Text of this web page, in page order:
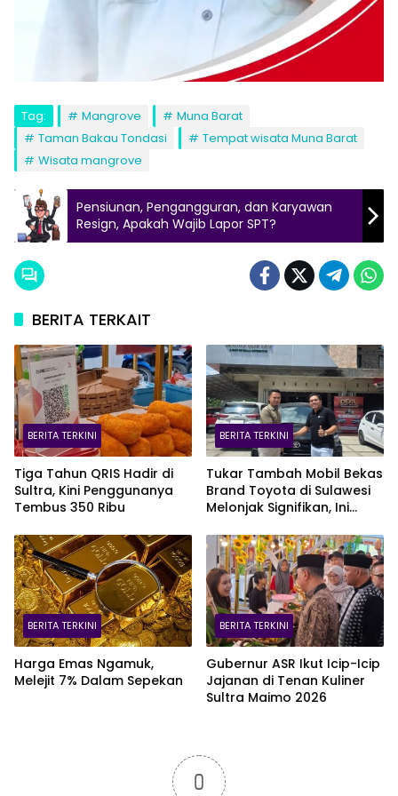
Tag: Mangrove
Muna Barat
Taman Bakau Tondasi
Tempat wisata Muna Barat
Wisata mangrove
Pensiunan, Pengangguran, dan Karyawan
Resign, Apakah Wajib Lapor SPT?
BERITA TERKAIT
BERITA TERKINI
Tiga Tahun QRIS Hadir di
Sultra, Kini Penggunanya
Tembus 350 Ribu
BERITA TERKINI
Tukar Tambah Mobil Bekas
Brand Toyota di Sulawesi
Melonjak Signifikan, Ini
BERITA TERKINI
Harga Emas Ngamuk,
Melejit 7% Dalam Sepekan
BERITA TERKINI
Gubernur ASR Ikut Icip-Icip
Jajanan di Tenan Kuliner
Sultra Maimo 2026
0